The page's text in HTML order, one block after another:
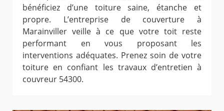
bénéficiez d’une toiture saine, étanche et
propre. L’entreprise de couverture à
Marainviller veille à ce que votre toit reste
performant en vous proposant les
interventions adéquates. Prenez soin de votre
toiture en confiant les travaux d’entretien à
couvreur 54300.